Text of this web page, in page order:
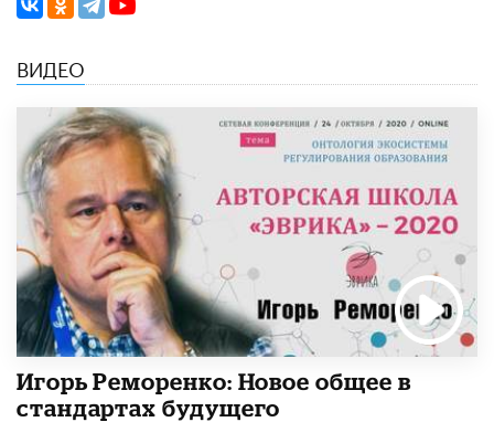
ВИДЕО
Игорь Реморенко: Новое общее в
стандартах будущего